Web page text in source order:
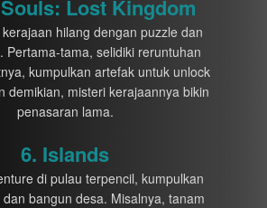
Lost Kingdom
hilang dengan puzzle dan
Pertama-tama, selidiki reruntuhan
kumpulkan artefak untuk unlock
demikian, misteri kerajaannya bikin
penasaran lama.
6. Islands
di pulau terpencil, kumpulkan
bangun desa. Misalnya, tanam